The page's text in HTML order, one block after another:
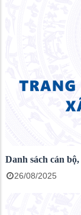
Danh sách cán
26/08/2025